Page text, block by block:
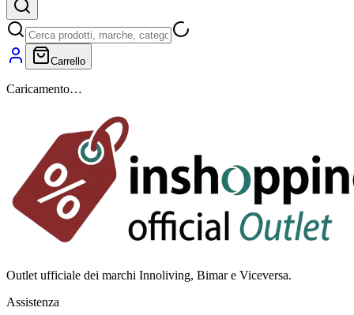
Carrello
Caricamento…
Outlet ufficiale dei marchi Innoliving, Bimar e Viceversa.
Assistenza